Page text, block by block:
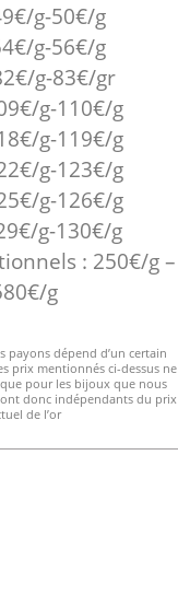
g-50€/g
g-56€/g
g-83€/gr
g-110€/g
g-119€/g
g-123€/g
g-126€/g
g-130€/g
: 250€/g –
g
payons dépend d’un certain
prix mentionnés ci-dessus ne
pour les bijoux que nous
donc indépendants du prix
de l’or